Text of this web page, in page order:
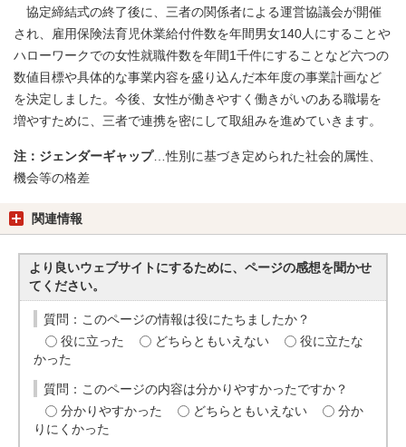
協定締結式の終了後に、三者の関係者による運営協議会が開催
され、雇用保険法育児休業給付件数を年間男女140人にすることや
ハローワークでの女性就職件数を年間1千件にすることなど六つの
数値目標や具体的な事業内容を盛り込んだ本年度の事業計画など
を決定しました。今後、女性が働きやすく働きがいのある職場を
増やすために、三者で連携を密にして取組みを進めていきます。
注：ジェンダーギャップ…性別に基づき定められた社会的属性、
機会等の格差
関連情報
より良いウェブサイトにするために、ページの感想を聞かせ
てください。
質問：このページの情報は役にたちましたか？
役に立った
どちらともいえない
役に立たな
かった
質問：このページの内容は分かりやすかったですか？
分かりやすかった
どちらともいえない
分か
りにくかった